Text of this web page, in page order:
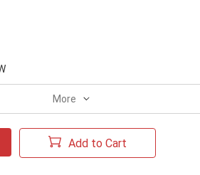
More
Add to Cart